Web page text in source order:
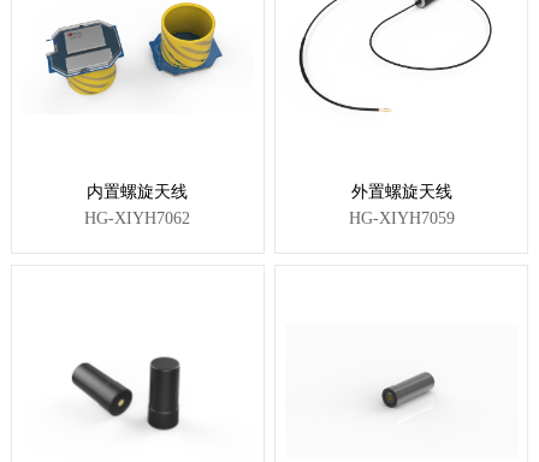
内置螺旋天线
HG-XIYH7062
外置螺旋天线
HG-XIYH7059